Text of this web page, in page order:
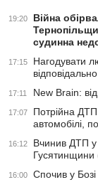
19:20
Війна
судинна
17:15
Нагодувати
відповідально
17:11 New Brain:
17:07
Потрійна
автомобілі,
16:12
Вчинив ДТП у
Гусятинщини
16:00 Спочив у